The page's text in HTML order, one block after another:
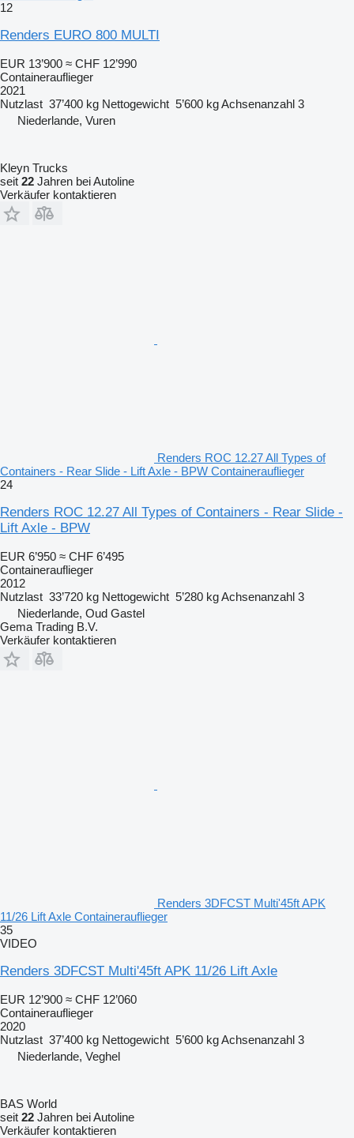
12
Renders EURO 800 MULTI
EUR 13’900 ≈ CHF 12’990
Containerauflieger
2021
Nutzlast 37’400 kg Nettogewicht 5’600 kgAchsenanzahl 3
Niederlande, Vuren
Kleyn Trucks
seit 22 Jahren bei Autoline
Verkäufer kontaktieren
Renders ROC 12.27 All Types of
Containers - Rear Slide - Lift Axle - BPW Containerauflieger
24
Renders ROC 12.27 All Types of Containers - Rear Slide -
Lift Axle - BPW
EUR 6’950 ≈ CHF 6’495
Containerauflieger
2012
Nutzlast 33’720 kg Nettogewicht 5’280 kgAchsenanzahl 3
Niederlande, Oud Gastel
Gema Trading B.V.
Verkäufer kontaktieren
Renders 3DFCST Multi'45ft APK
11/26 Lift Axle Containerauflieger
35
VIDEO
Renders 3DFCST Multi'45ft APK 11/26 Lift Axle
EUR 12’900 ≈ CHF 12’060
Containerauflieger
2020
Nutzlast 37’400 kg Nettogewicht 5’600 kgAchsenanzahl 3
Niederlande, Veghel
BAS World
seit 22 Jahren bei Autoline
Verkäufer kontaktieren